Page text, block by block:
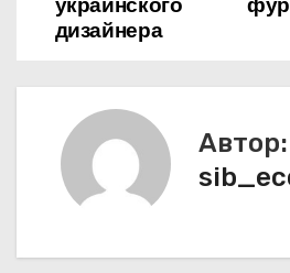
г
дизайнера
Автор: